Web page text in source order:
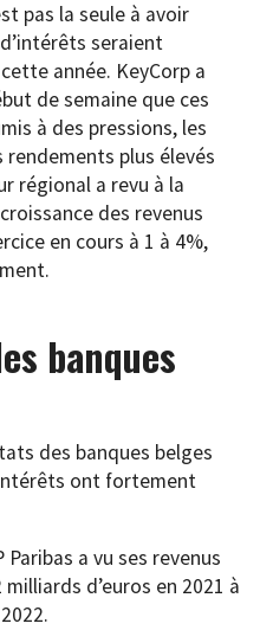
pas la seule à avoir
seraient
année. KeyCorp a
de semaine que ces
à des pressions, les
plus élevés
régional a revu à la
des revenus
en cours à 1 à 4%,
banques
des banques belges
ont fortement
a vu ses revenus
d’euros en 2021 à